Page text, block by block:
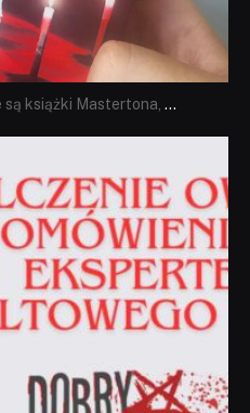
są książki Mastertona, ...
19